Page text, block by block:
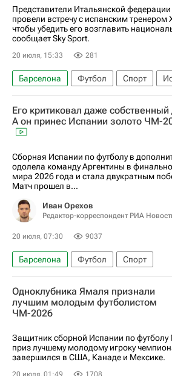
Авторы РИА Новости Спорт
Представители Итальянской
провели встречу с испанским
чтобы убедить его возглавить
сообщает Sky Sport.
20 июля, 15:33 281
Барселона Футбол Спорт
Германия
Барселона (город)
Хосеп Гвардиола
Джованни
Паоло Мальдини
Андреа Пирло
Дженнаро Гаттузо
Манчестер Сити
Лига чемпионов УЕФА 2026-2027
Его критиковал даже собственный
А он принес Испании золото ЧМ-
Сборная Испании по футболу в
одолела команду Аргентины в
мира 2026 года и стала двукратным
Матч прошел в...
Иван Орехов
Редактор-корреспондент РИА
20 июля, 07:30 9037
Барселона Футбол
Спорт
Материалы РИА Спорт
Спорт —
Авторы РИА Новости Спорт
ЧМ по футболу 2026
Ферран Торрес
Пари Сен-Жермен
Луис Энрике
Трансферы
Трансферы в Лиге 1
Одноклубника Ямаля признали
лучшим молодым футболистом
ЧМ-2026
Защитник сборной Испании по футболу
приз лучшему молодому игроку
завершился в США, Канаде и Мексике.
20 июля, 01:49 1708